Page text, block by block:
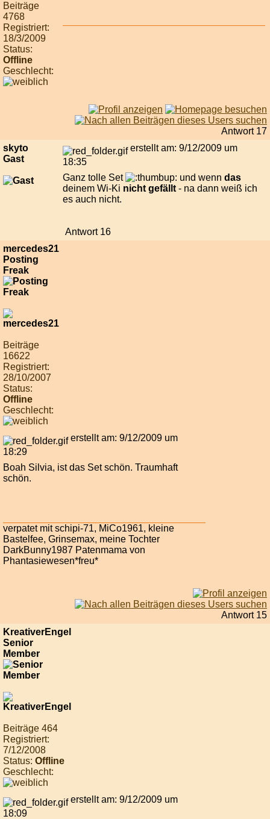
Beiträge
4768
Registriert:
18/3/2009
Status:
Offline
Geschlecht:
Antwort 17
skyto
Gast
erstellt am: 9/12/2009 um
18:35
Ganz tolle Set
und wenn das
deinem Wi-Ki nicht gefällt - na dann weiß ich
es auch nicht.
Antwort 16
mercedes21
Posting
Freak
Beiträge
16622
Registriert:
28/10/2007
Status:
Offline
Geschlecht:
erstellt am: 9/12/2009 um
18:29
Boah Silvia, ist das Set schön. Traumhaft
schön.
verpatet mit schipi-71, MiCo1961, kleine
Bastelfee, Grinsemax, meine Tochter
DarkBunny1987 Patenmama von
Phantasiewesen*freu*
Antwort 15
KreativerEngel
Senior
Member
Beiträge 464
Registriert:
7/12/2008
Status: Offline
Geschlecht:
erstellt am: 9/12/2009 um
18:09